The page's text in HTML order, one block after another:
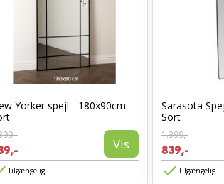
Yorker spejl - 180x90cm -
Vis
Tilgængelig
Sarasota
Sort
1.399,-
839,-
Tilgængelig